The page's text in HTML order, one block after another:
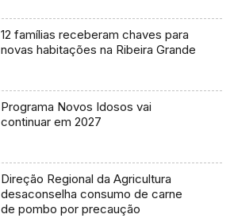
12 famílias receberam chaves para
novas habitações na Ribeira Grande
Programa Novos Idosos vai
continuar em 2027
Direção Regional da Agricultura
desaconselha consumo de carne
de pombo por precaução